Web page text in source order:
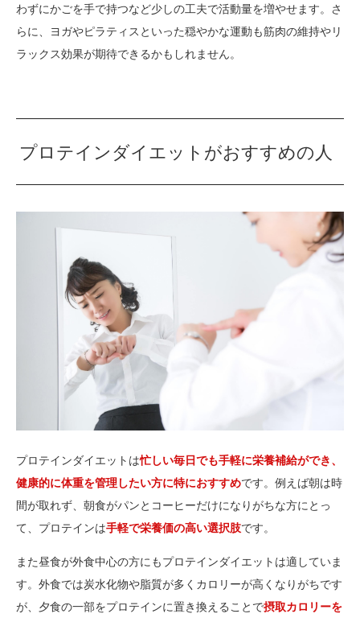
わずにかごを手で持つなど少しの工夫で活動量を増やせます。さ
らに、ヨガやピラティスといった穏やかな運動も筋肉の維持やリ
ラックス効果が期待できるかもしれません。
プロテインダイエットがおすすめの人
プロテインダイエットは忙しい毎日でも手軽に栄養補給ができ、
健康的に体重を管理したい方に特におすすめです。例えば朝は時
間が取れず、朝食がパンとコーヒーだけになりがちな方にとっ
て、プロテインは手軽で栄養価の高い選択肢です。
また昼食が外食中心の方にもプロテインダイエットは適していま
す。外食では炭水化物や脂質が多くカロリーが高くなりがちです
が、夕食の一部をプロテインに置き換えることで摂取カロリーを